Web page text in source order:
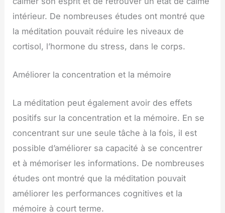
intérieur. De nombreuses études ont montré que
la méditation pouvait réduire les niveaux de
cortisol, l’hormone du stress, dans le corps.
Améliorer la concentration et la mémoire
La méditation peut également avoir des effets
positifs sur la concentration et la mémoire. En se
concentrant sur une seule tâche à la fois, il est
possible d’améliorer sa capacité à se concentrer
et à mémoriser les informations. De nombreuses
études ont montré que la méditation pouvait
améliorer les performances cognitives et la
mémoire à court terme.